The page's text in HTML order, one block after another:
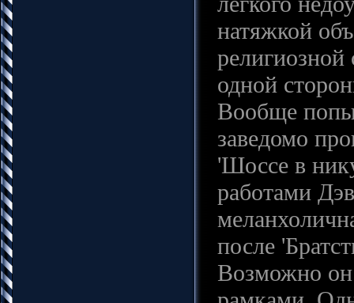
натяжкой
одной
Вообще
заведомо
'Шоссе в
работами
после
Возможно он